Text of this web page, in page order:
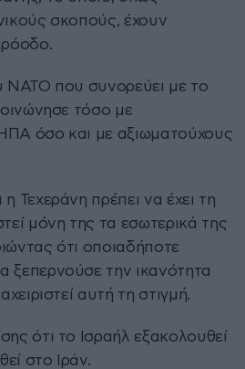
σκοπούς, έχουν
ΝΑΤΟ που συνορεύει με το
τόσο με
όσο και με αξιωματούχους
Τεχεράνη πρέπει να έχει τη
μόνη της τα εσωτερικά της
ότι οποιαδήποτε
ξεπερνούσε την ικανότητα
αυτή τη στιγμή.
ότι το Ισραήλ εξακολουθεί
στο Ιράν.